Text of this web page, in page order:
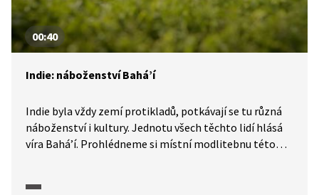
00:40
Indie: náboženství Bahá’í
Indie byla vždy zemí protikladů, potkávají se tu různá
náboženství i kultury. Jednotu všech těchto lidí hlásá
víra Bahá’í. Prohlédneme si místní modlitebnu této